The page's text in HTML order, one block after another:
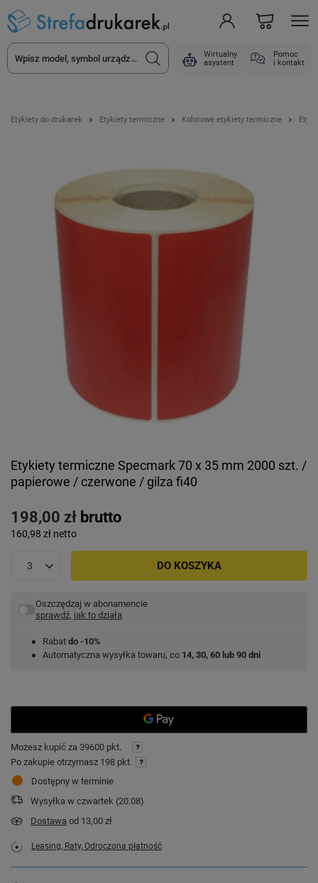
Wirtualny
asystent
Pomoc
i kontakt
Etykiety do drukarek Etykiety termiczne Kolorowe etykiety termiczne
Etykiety termiczne Specmark 70 x 35 mm 2000 szt. /
papierowe / czerwone / gilza fi40
198,00 zł brutto
160,98 zł netto
DO KOSZYKA
Oszczędzaj w abonamencie
sprawdź, jak to działa
Rabat do -10%
Automatyczna wysyłka towaru, co 14, 30, 60 lub 90 dni
Możesz kupić za 39600 pkt.
Po zakupie otrzymasz 198 pkt.
Dostępny w terminie
Wysyłka w czwartek (20.08)
Dostawa od 13,00 zł
Leasing, Raty, Odroczona płatność